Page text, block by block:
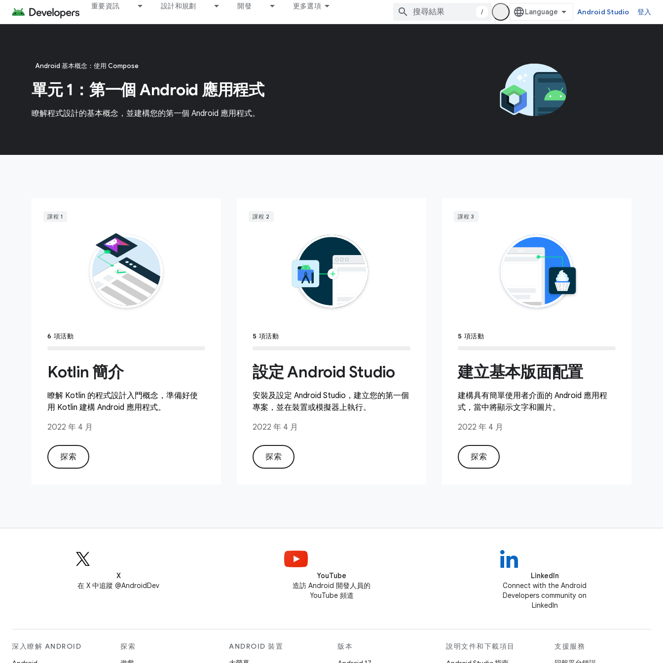
重要資訊 設計和規劃 開發 更多選項
/ Android Studio 登入
Android 基本概念：使用 Compose
單元 1：第一個 Android 應用程式
瞭解程式設計的基本概念，並建構您的第一個 Android 應用程式。
課程 1
6 項活動
Kotlin 簡介
瞭解 Kotlin 的程式設計入門概念，準備好使
用 Kotlin 建構 Android 應用程式。
2022 年 4 月
探索
課程 2
5 項活動
設定 Android Studio
安裝及設定 Android Studio，建立您的第一個
專案，並在裝置或模擬器上執行。
2022 年 4 月
探索
課程 3
5 項活動
建立基本版面配置
建構具有簡單使用者介面的 Android 應用程
式，當中將顯示文字和圖片。
2022 年 4 月
探索
X
在 X 中追蹤 @AndroidDev
YouTube
造訪 Android 開發人員的
YouTube 頻道
LinkedIn
Connect with the Android
Developers community on
LinkedIn
深入瞭解 ANDROID
探索
ANDROID 裝置
版本
說明文件和下載項目
支援服務